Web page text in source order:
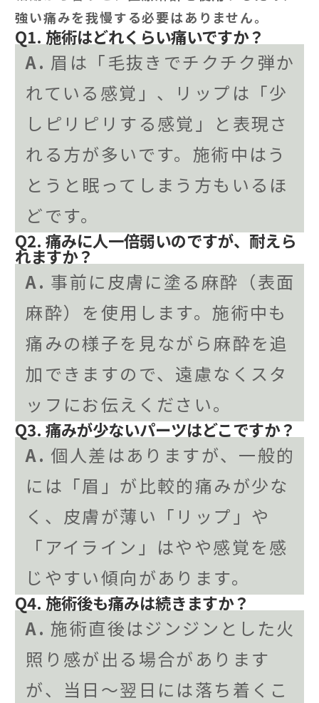
強い痛みを我慢する必要はありません。
Q1. 施術はどれくらい痛いですか？
A. 眉は「毛抜きでチクチク弾か
れている感覚」、リップは「少
しピリピリする感覚」と表現さ
れる方が多いです。施術中はう
とうと眠ってしまう方もいるほ
どです。
Q2. 痛みに人一倍弱いのですが、耐えら
れますか？
A. 事前に皮膚に塗る麻酔（表面
麻酔）を使用します。施術中も
痛みの様子を見ながら麻酔を追
加できますので、遠慮なくスタ
ッフにお伝えください。
Q3. 痛みが少ないパーツはどこですか？
A. 個人差はありますが、一般的
には「眉」が比較的痛みが少な
く、皮膚が薄い「リップ」や
「アイライン」はやや感覚を感
じやすい傾向があります。
Q4. 施術後も痛みは続きますか？
A. 施術直後はジンジンとした火
照り感が出る場合があります
が、当日〜翌日には落ち着くこ